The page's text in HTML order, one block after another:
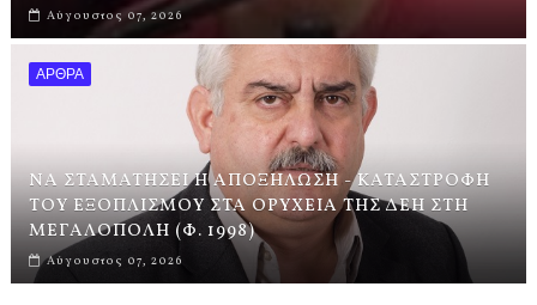
Αύγουστος 07, 2026
ΑΡΘΡΑ
ΝΑ ΣΤΑΜΑΤΗΣΕΙ Η ΑΠΟΞΗΛΩΣΗ - ΚΑΤΑΣΤΡΟΦΗ
ΤΟΥ ΕΞΟΠΛΙΣΜΟΥ ΣΤΑ ΟΡΥΧΕΙΑ ΤΗΣ ΔΕΗ ΣΤΗ
ΜΕΓΑΛΟΠΟΛΗ (Φ. 1998)
Αύγουστος 07, 2026